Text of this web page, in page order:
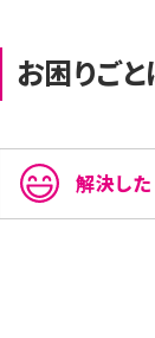
お困りご
解決した